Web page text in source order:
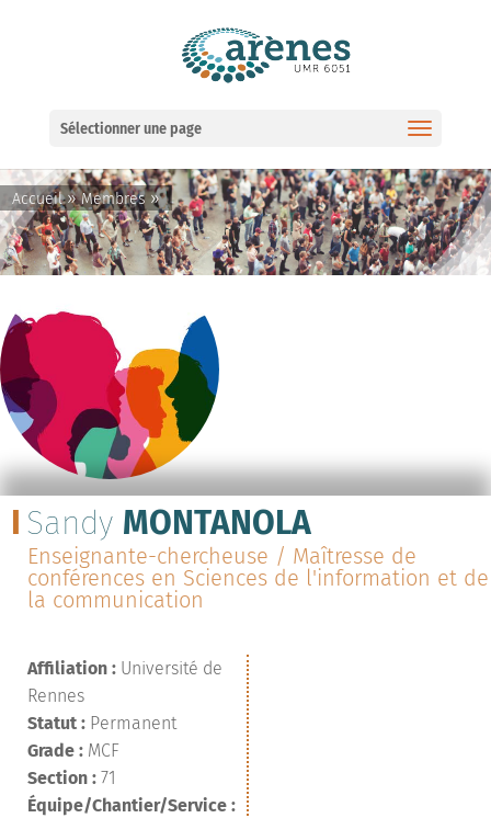
Sélectionner une page
Accueil»Membres»
Sandy MONTANOLA
Enseignante-chercheuse / Maîtresse de
conférences en Sciences de l'information et de
la communication
Affiliation : Université de
Rennes
Statut : Permanent
Grade : MCF
Section : 71
Équipe/Chantier/Service :